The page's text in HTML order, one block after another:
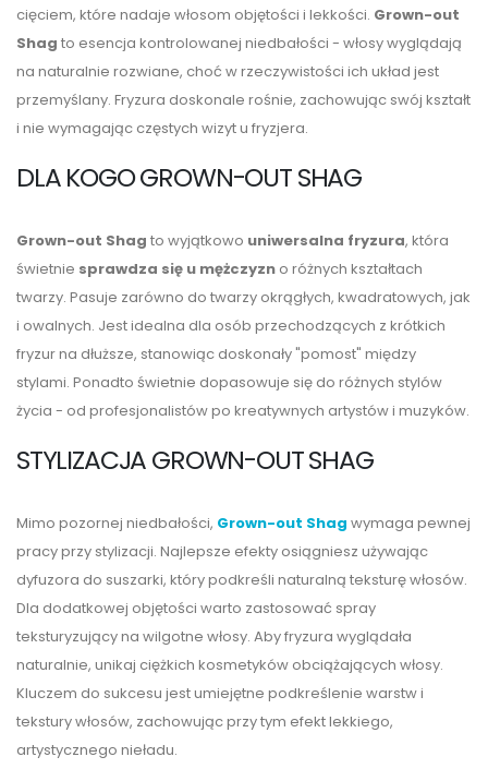
cięciem, które nadaje włosom objętości i lekkości. Grown-out
Shag to esencja kontrolowanej niedbałości - włosy wyglądają
na naturalnie rozwiane, choć w rzeczywistości ich układ jest
przemyślany. Fryzura doskonale rośnie, zachowując swój kształt
i nie wymagając częstych wizyt u fryzjera.
DLA KOGO GROWN-OUT SHAG
Grown-out Shag to wyjątkowo uniwersalna fryzura, która
świetnie sprawdza się u mężczyzn o różnych kształtach
twarzy. Pasuje zarówno do twarzy okrągłych, kwadratowych, jak
i owalnych. Jest idealna dla osób przechodzących z krótkich
fryzur na dłuższe, stanowiąc doskonały "pomost" między
stylami. Ponadto świetnie dopasowuje się do różnych stylów
życia - od profesjonalistów po kreatywnych artystów i muzyków.
STYLIZACJA GROWN-OUT SHAG
Mimo pozornej niedbałości, Grown-out Shag wymaga pewnej
pracy przy stylizacji. Najlepsze efekty osiągniesz używając
dyfuzora do suszarki, który podkreśli naturalną teksturę włosów.
Dla dodatkowej objętości warto zastosować spray
teksturyzujący na wilgotne włosy. Aby fryzura wyglądała
naturalnie, unikaj ciężkich kosmetyków obciążających włosy.
Kluczem do sukcesu jest umiejętne podkreślenie warstw i
tekstury włosów, zachowując przy tym efekt lekkiego,
artystycznego nieładu.